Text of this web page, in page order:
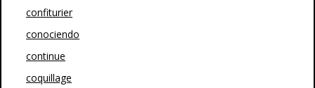
confiturier
conociendo
continue
coquillage